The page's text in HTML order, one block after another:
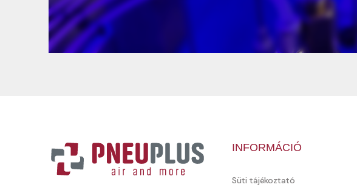
INFORMÁCIÓ
Süti tájékoztató